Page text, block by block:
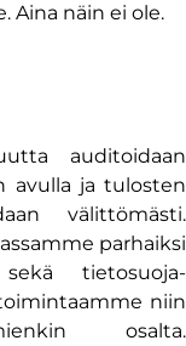
Aina näin ei ole.
auditoidaan
avulla ja tulosten
välittömästi.
parhaiksi
tietosuoja-
niin
osalta.